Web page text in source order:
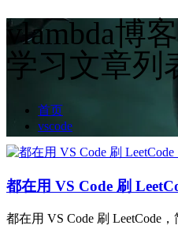
vlambda博客
学习文章列
首页
vscode
都在用 VS Code 刷
都在用 VS Code 刷 LeetCode，